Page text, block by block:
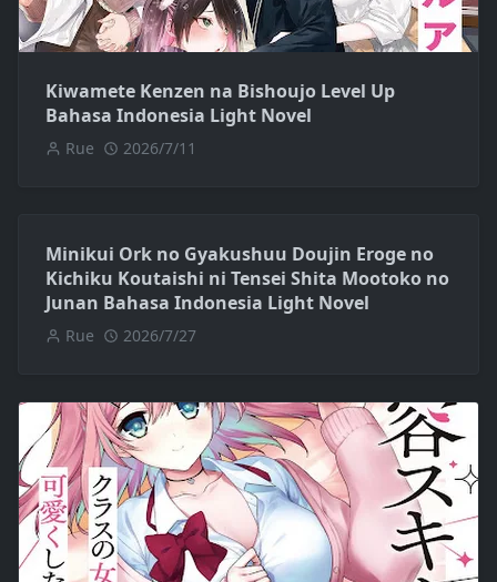
Kiwamete Kenzen na Bishoujo Level Up
Bahasa Indonesia Light Novel
Rue 2026/7/11
Minikui Ork no Gyakushuu Doujin Eroge no
Kichiku Koutaishi ni Tensei Shita Mootoko no
Junan Bahasa Indonesia Light Novel
Rue 2026/7/27